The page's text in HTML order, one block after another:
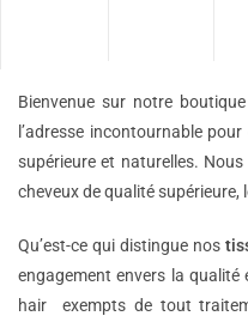
Bienvenue sur notre
l’adresse incontournable
supérieure et naturelles.
cheveux de qualité supérieure,
Qu’est-ce qui distingue nos
engagement envers la
hair exempts de tout